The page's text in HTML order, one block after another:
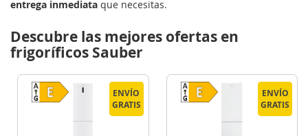
entrega inmediata que necesitas.
Descubre las mejores ofertas en
frigoríficos Sauber
ENVÍO
GRATIS
ENVÍO
GRATIS
ENVÍO
GRATIS
ENVÍO
GRATIS